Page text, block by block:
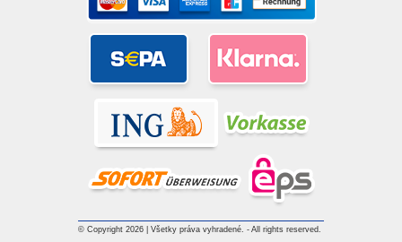
© Copyright 2026 | Všetky práva vyhradené. - All rights reserved.